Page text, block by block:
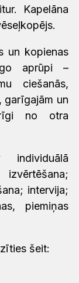
Kapelāna
un kopienas
aprūpi –
ciešanās,
garīgajām un
no otra
intervija;
piemiņas
šeit: